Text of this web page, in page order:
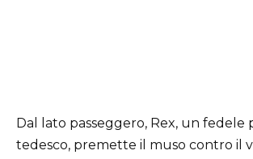
Dal lato passeggero, Rex, un fedele
tedesco, premette il muso contro il